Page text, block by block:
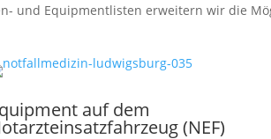
und Equipmentlisten erweitern wir die
auf dem
(NEF)